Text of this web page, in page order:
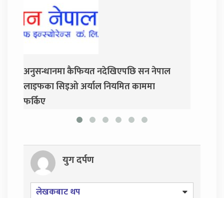
अनुसन्धानमा कैफियत नदेखिएपछि सन नेपाल
लाइफका सिइओ अर्याल नियमित काममा
फर्किए
युग दर्पण
लेखकबाट थप